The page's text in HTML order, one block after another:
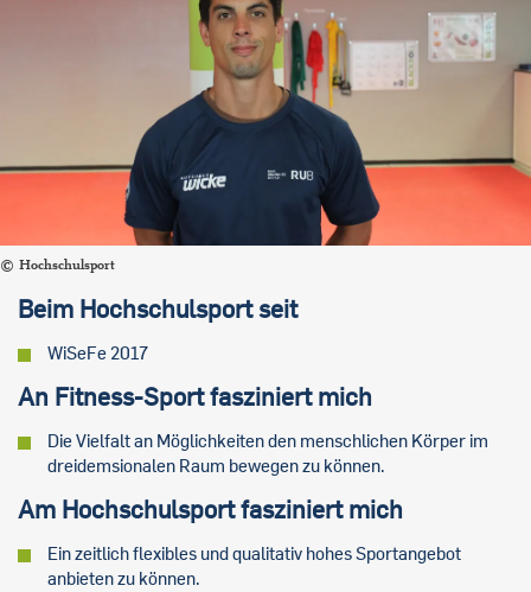
Hochschulsport
Beim Hochschulsport seit
WiSeFe 2017
An Fitness-Sport fasziniert mich
Die Vielfalt an Möglichkeiten den menschlichen Körper im
dreidemsionalen Raum bewegen zu können.
Am Hochschulsport fasziniert mich
Ein zeitlich flexibles und qualitativ hohes Sportangebot
anbieten zu können.